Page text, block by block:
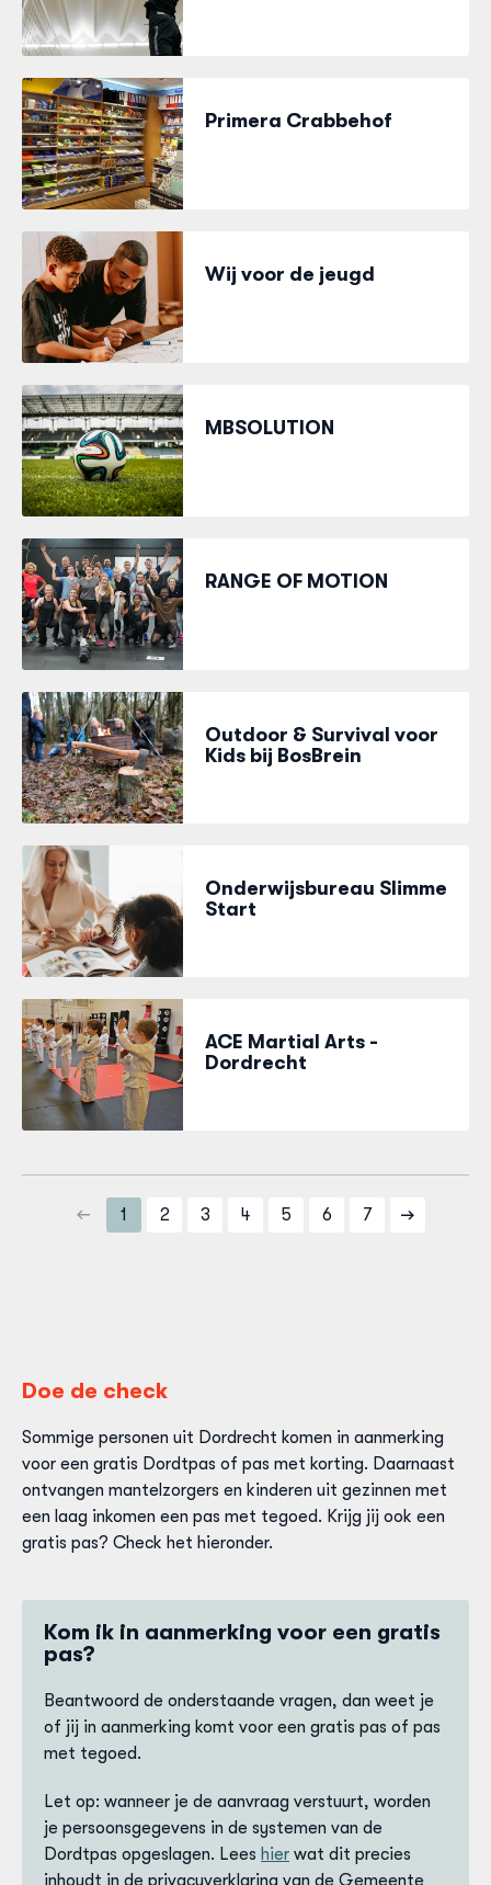
Primera Crabbehof
Wij voor de jeugd
MBSOLUTION
RANGE OF MOTION
Outdoor & Survival voor
Kids bij BosBrein
Onderwijsbureau Slimme
Start
ACE Martial Arts -
Dordrecht
1 2 3 4 5 6 7
Doe de check
Sommige personen uit Dordrecht komen in aanmerking
voor een gratis Dordtpas of pas met korting. Daarnaast
ontvangen mantelzorgers en kinderen uit gezinnen met
een laag inkomen een pas met tegoed. Krijg jij ook een
gratis pas? Check het hieronder.
Kom ik in aanmerking voor een gratis
pas?
Beantwoord de onderstaande vragen, dan weet je
of jij in aanmerking komt voor een gratis pas of pas
met tegoed.
Let op: wanneer je de aanvraag verstuurt, worden
je persoonsgegevens in de systemen van de
Dordtpas opgeslagen. Lees hier wat dit precies
inhoudt in de privacyverklaring van de Gemeente